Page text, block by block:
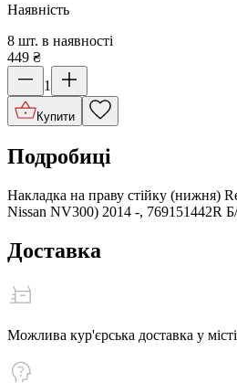
Наявність
8 шт. в наявності
449 ₴
1
Купити
Подробиці
Накладка на праву стійку (нижня)
Nissan NV300) 2014 -, 769151442R
Доставка
Можлива кур'єрська доставка у